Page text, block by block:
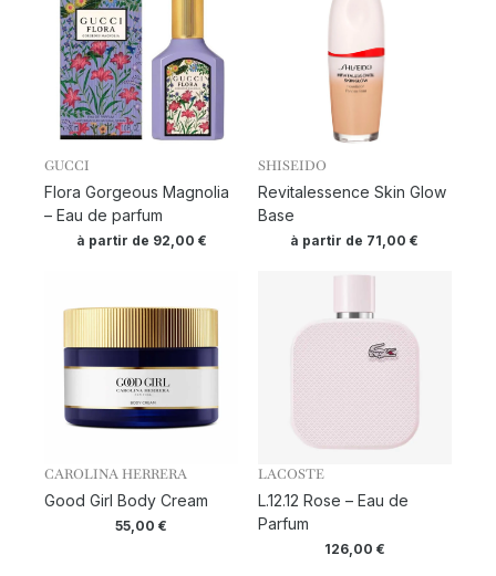
GUCCI
Flora Gorgeous Magnolia
– Eau de parfum
à partir de 92,00 €
SHISEIDO
Revitalessence Skin Glow
Base
à partir de 71,00€
CAROLINA HERRERA
Good Girl Body Cream
55,00€
LACOSTE
L.12.12 Rose – Eau de
Parfum
126,00 €